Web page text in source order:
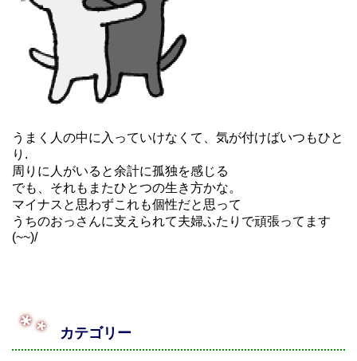
うまく人の中に入っていけなくて、気が付けばいつもひと
り.
周りに人がいると余計に孤独を感じる
でも、それもまたひとつの生き方かな。
マイナスと思わずこれも個性だと思って
うちのおっさんに支えられて夫婦ふたりで頑張ってます
(~~)/
カテゴリー